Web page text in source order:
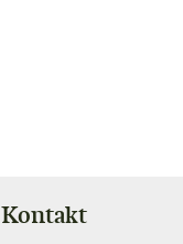
Kontakt